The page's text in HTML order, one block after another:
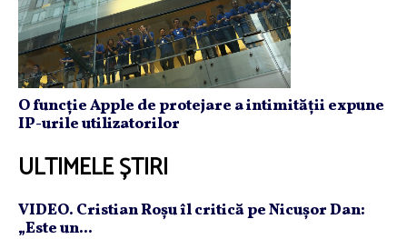
O funcție Apple de protejare a intimității expune
IP-urile utilizatorilor
ULTIMELE ȘTIRI
VIDEO. Cristian Roşu îl critică pe Nicuşor Dan:
„Este un...